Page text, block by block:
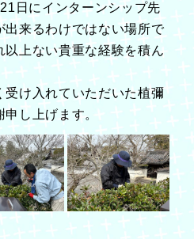
日にインターンシップ先
出来るわけではない場所で
上ない貴重な経験を積ん
受け入れていただいた植彌
申し上げます。